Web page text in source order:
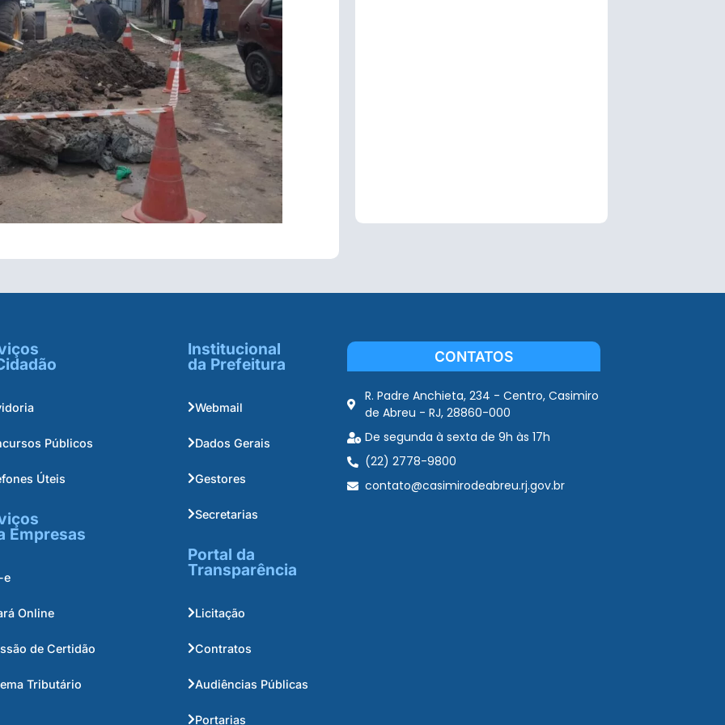
Públicos
Úteis
Empresas
e
Online
de Certidão
Tributário
Institucional
da Prefeitura
Webmail
Dados Gerais
Gestores
Secretarias
Portal da
Transparência
Licitação
Contratos
Audiências Públicas
Portarias
CONTATOS
R. Padre Anchieta, 234 - Centro, Casimiro
de Abreu - RJ, 28860-000
De segunda à sexta de 9h às 17h
(22) 2778-9800
contato@casimirodeabreu.rj.gov.br